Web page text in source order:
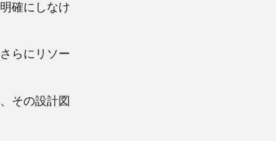
確にしなけ
らにリソー
その設計図